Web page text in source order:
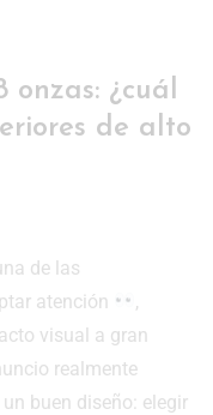
¿cuál
de alto
de las
atención
,
visual a gran
realmente
buen diseño: elegir